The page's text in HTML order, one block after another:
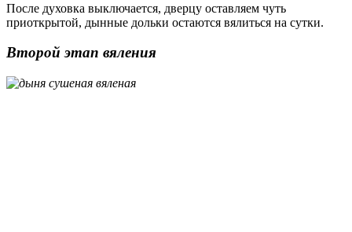
После духовка выключается, дверцу оставляем чуть
приоткрытой, дынные дольки остаются вялиться на сутки.
Второй этап вяления